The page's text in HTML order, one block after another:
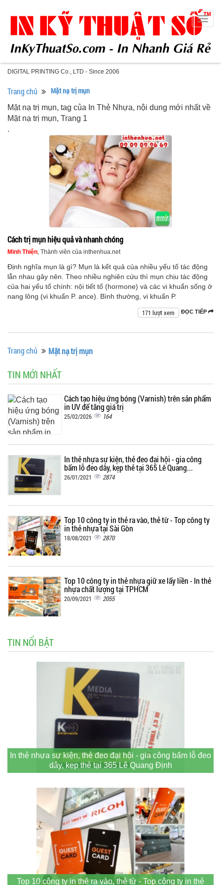
DIGITAL PRINTING Co., LTD - Since 2006
Trang chủ Mặt nạ trị mụn
Mặt nạ trị mụn, tag của In Thẻ Nhựa, nội dung mới nhất về
Mặt nạ trị mụn, Trang 1
.
Cách trị mụn hiệu quả và nhanh chóng
Minh Thiện, Thành viên của inthenhua.net
Định nghĩa mụn là gì? Mụn là kết quả của nhiều yếu tố tác động
lẫn nhau gây nên. Theo nhiều nghiên cứu thì mụn chịu tác động
của hai yếu tố chính: nội tiết tố (hormone) và các vi khuẩn sống ở
nang lông (vi khuẩn P. ance). Bình thường, vi khuẩn P.
ĐỌC TIẾP
171 lượt xem
Trang chủ Mặt nạ trị mụn
TIN MỚI NHẤT
Cách tạo hiệu ứng bóng (Varnish) trên sản phẩm
in UV để tăng giá trị
25/02/2026 164
In thẻ nhựa sự kiện, thẻ đeo đại hội - gia công
bấm lỗ đeo dây, kẹp thẻ tại 365 Lê Quang...
26/01/2021 2874
Top 10 công ty in thẻ ra vào, thẻ từ - Top công ty
in thẻ nhựa tại Sài Gòn
18/08/2021 2870
Top 10 công ty in thẻ nhựa giữ xe lấy liền - In thẻ
nhựa chất lượng tại TPHCM
20/09/2021 2055
TIN NỔI BẬT
In thẻ nhựa sự kiện, thẻ đeo đại hội - gia công bấm lỗ đeo
dây, kẹp thẻ tại 365 Lê Quang Định
Top 10 công ty in thẻ ra vào, thẻ từ - Top công ty in thẻ